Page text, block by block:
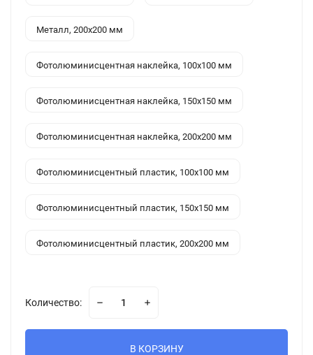
Металл, 200x200 мм
Фотолюминисцентная наклейка, 100x100 мм
Фотолюминисцентная наклейка, 150x150 мм
Фотолюминисцентная наклейка, 200x200 мм
Фотолюминисцентный пластик, 100x100 мм
Фотолюминисцентный пластик, 150x150 мм
Фотолюминисцентный пластик, 200x200 мм
Количество:
В КОРЗИНУ